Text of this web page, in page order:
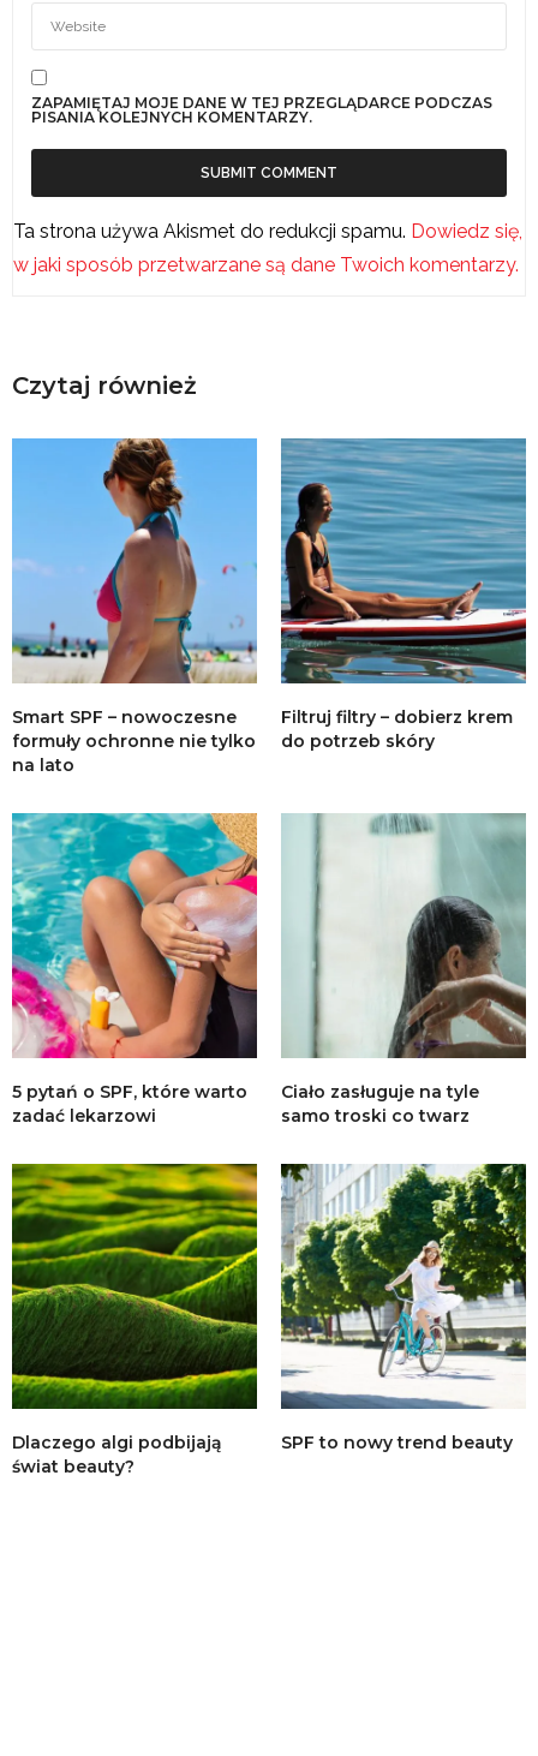
ZAPAMIĘTAJ MOJE DANE W TEJ PRZEGLĄDARCE PODCZAS
PISANIA KOLEJNYCH KOMENTARZY.
Ta strona używa Akismet do redukcji spamu. Dowiedz się,
w jaki sposób przetwarzane są dane Twoich komentarzy.
Czytaj również
Smart SPF – nowoczesne
formuły ochronne nie tylko
na lato
Filtruj filtry – dobierz krem
do potrzeb skóry
5 pytań o SPF, które warto
zadać lekarzowi
Ciało zasługuje na tyle
samo troski co twarz
Dlaczego algi podbijają
świat beauty?
SPF to nowy trend beauty